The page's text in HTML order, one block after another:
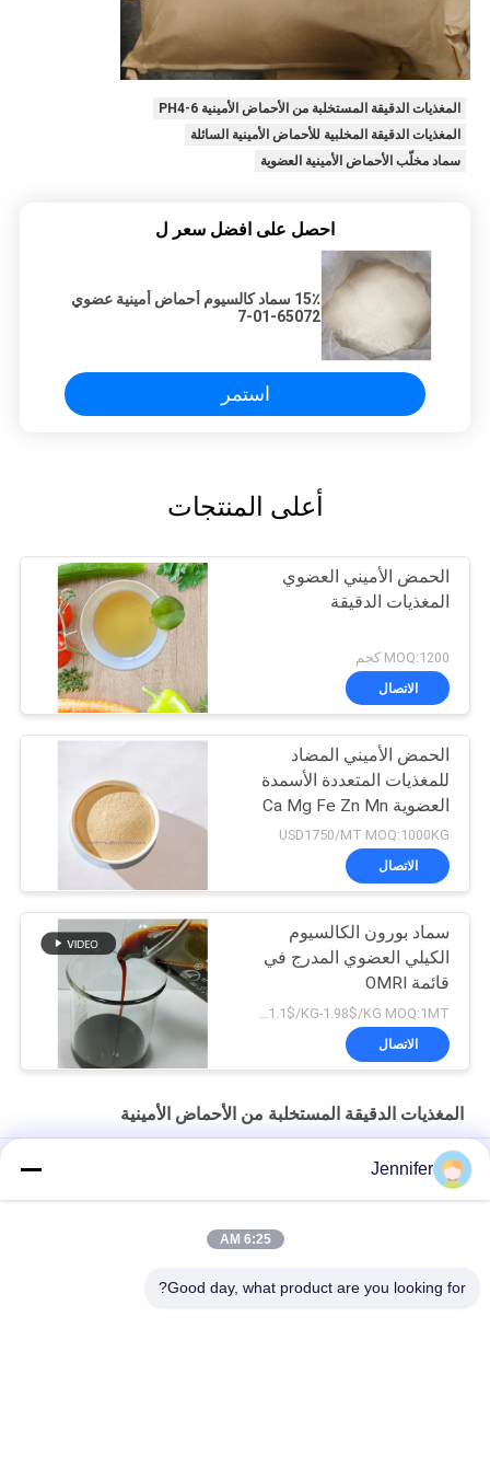
المغذيات الدقيقة المستخلبة من الأحماض الأمينية PH4-6
المغذيات الدقيقة المخلبية للأحماض الأمينية السائلة
سماد مخلّب الأحماض الأمينية العضوية
احصل على افضل سعر ل
15٪ سماد كالسيوم أحماض أمينية عضوي
65072-01-7
استمر
أعلى المنتجات
الحمض الأميني العضوي
المغذيات الدقيقة
MOQ:1200 كجم
الاتصال
الحمض الأميني المضاد
للمغذيات المتعددة الأسمدة
العضوية Ca Mg Fe Zn Mn
Cu B Mo
USD1750/MT MOQ:1000KG
الاتصال
سماد بورون الكالسيوم
الكيلي العضوي المدرج في
قائمة OMRI
USD 1.1$/KG-1.98$/KG MOQ:1MT
الاتصال
المغذيات الدقيقة المستخلبة من الأحماض الأمينية
حمض أميني كلات مسحوق الكالسيوم سماد عضوي لجميع المحاصيل
الأحماض الأمينية المخلبة المنغنيز الأسمدة الزراعية تعزيز إنبات البذور
Jennifer
6:25 AM
Good day, what product are you looking for?